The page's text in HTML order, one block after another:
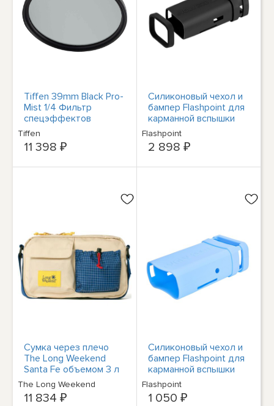
Tiffen 39mm Black Pro-
Mist 1/4 Фильтр
спецэффектов
#39BPM14
Tiffen
11 398 ₽
Силиконовый чехол и
бампер Flashpoint для
карманной вспышки
eVOLV 200 Pro -
черный
Flashpoint
2 898 ₽
Сумка через плечо
The Long Weekend
Santa Fe объемом 3 л
#213-006
The Long Weekend
11 834 ₽
Силиконовый чехол и
бампер Flashpoint для
карманной вспышки
eVOLV200, синий
#EVSKINV2BK
Flashpoint
1 050 ₽